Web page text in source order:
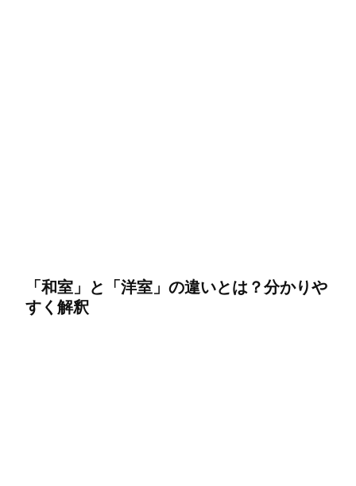
「和室」と「洋室」の違いとは？分かりや
すく解釈